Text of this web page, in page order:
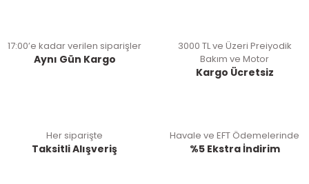
17:00’e kadar verilen siparişler
Aynı Gün Kargo
3000 TL ve Üzeri Preiyodik
Bakım ve Motor
Kargo Ücretsiz
Her siparişte
Taksitli Alışveriş
Havale ve EFT Ödemelerinde
%5 Ekstra İndirim